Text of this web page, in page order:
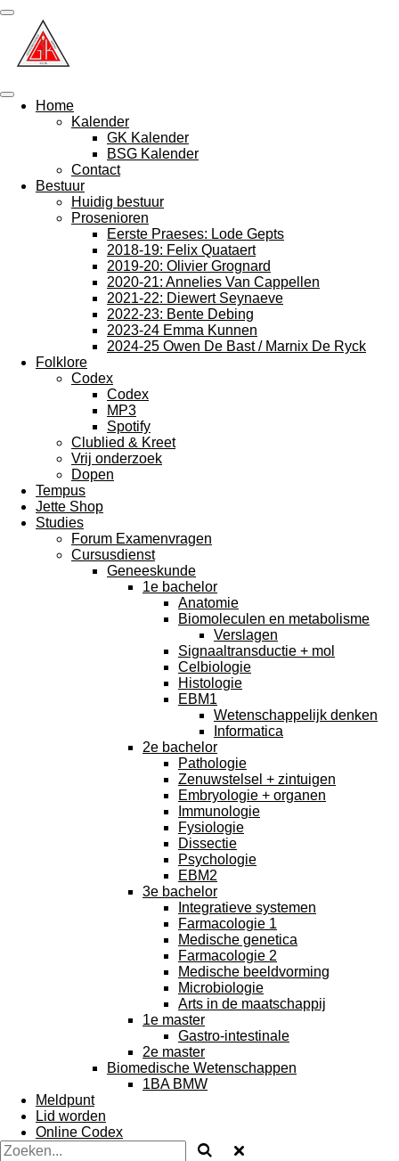
Ga
direct
naar
de
Home
Kalender
GK Kalender
BSG Kalender
Contact
Bestuur
Huidig bestuur
Prosenioren
Eerste Praeses: Lode Gepts
2018-19: Felix Quataert
2019-20: Olivier Grognard
2020-21: Annelies Van Cappellen
2021-22: Diewert Seynaeve
2022-23: Bente Debing
2023-24 Emma Kunnen
2024-25 Owen De Bast / Marnix De Ryck
Folklore
Codex
Codex
MP3
Spotify
Clublied & Kreet
Vrij onderzoek
Dopen
Tempus
Jette Shop
Studies
Forum Examenvragen
Cursusdienst
Geneeskunde
1e bachelor
Anatomie
Biomoleculen en metabolisme
Verslagen
Signaaltransductie + mol
Celbiologie
Histologie
EBM1
Wetenschappelijk denken
Informatica
2e bachelor
Pathologie
Zenuwstelsel + zintuigen
Embryologie + organen
Immunologie
Fysiologie
Dissectie
Psychologie
EBM2
3e bachelor
Integratieve systemen
Farmacologie 1
Medische genetica
Farmacologie 2
Medische beeldvorming
Microbiologie
Arts in de maatschappij
1e master
Gastro-intestinale
2e master
Biomedische Wetenschappen
1BA BMW
Meldpunt
Lid worden
Online Codex